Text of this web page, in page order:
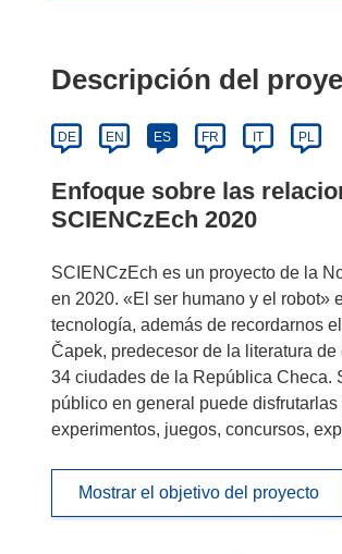
Descripción del
DE EN ES FR IT PL
Enfoque sobre las
SCIENCzEch 2020
SCIENCzEch es un proyecto de la
en 2020. «El ser humano y el robot»
tecnología, además de recordarnos
Čapek, predecesor de la literatura
34 ciudades de la República Checa.
público en general puede
experimentos, juegos, concursos,
Mostrar el objetivo del proyecto